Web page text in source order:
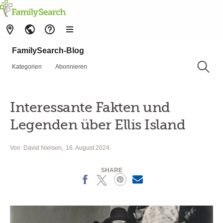
FamilySearch-Blog
Kategorien Abonnieren
Interessante Fakten und
Legenden über Ellis Island
Von David Nielsen 16. August 2024
SHARE
X